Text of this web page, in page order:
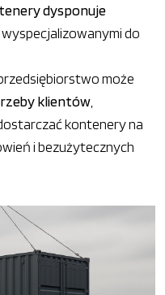
dysponuje
, wyspecjalizowanymi do
może
klientów
kontenery na
i bezużytecznych